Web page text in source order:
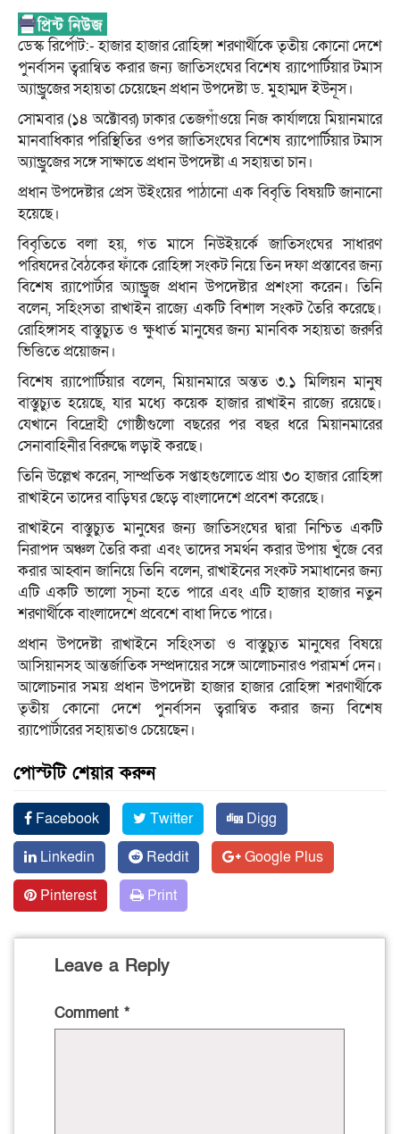
ডেস্ক রির্পোট:- হাজার হাজার রোহিঙ্গা শরণার্থীকে তৃতীয় কোনো দেশে
পুনর্বাসন ত্বরান্বিত করার জন্য জাতিসংঘের বিশেষ র‌্যাপোর্টিয়ার টমাস
অ্যান্ড্রুজের সহায়তা চেয়েছেন প্রধান উপদেষ্টা ড. মুহাম্মদ ইউনূস।
সোমবার (১৪ অক্টোবর) ঢাকার তেজগাঁওয়ে নিজ কার্যালয়ে মিয়ানমারে
মানবাধিকার পরিস্থিতির ওপর জাতিসংঘের বিশেষ র‌্যাপোর্টিয়ার টমাস
অ্যান্ড্রুজের সঙ্গে সাক্ষাতে প্রধান উপদেষ্টা এ সহায়তা চান।
প্রধান উপদেষ্টার প্রেস উইংয়ের পাঠানো এক বিবৃতি বিষয়টি জানানো
হয়েছে।
বিবৃতিতে বলা হয়, গত মাসে নিউইয়র্কে জাতিসংঘের সাধারণ
পরিষদের বৈঠকের ফাঁকে রোহিঙ্গা সংকট নিয়ে তিন দফা প্রস্তাবের জন্য
বিশেষ র‌্যাপোর্টার অ্যান্ড্রুজ প্রধান উপদেষ্টার প্রশংসা করেন। তিনি
বলেন, সহিংসতা রাখাইন রাজ্যে একটি বিশাল সংকট তৈরি করেছে।
রোহিঙ্গাসহ বাস্তুচ্যুত ও ক্ষুধার্ত মানুষের জন্য মানবিক সহায়তা জরুরি
ভিত্তিতে প্রয়োজন।
বিশেষ র‌্যাপোর্টিয়ার বলেন, মিয়ানমারে অন্তত ৩.১ মিলিয়ন মানুষ
বাস্তুচ্যুত হয়েছে, যার মধ্যে কয়েক হাজার রাখাইন রাজ্যে রয়েছে।
যেখানে বিদ্রোহী গোষ্ঠীগুলো বছরের পর বছর ধরে মিয়ানমারের
সেনাবাহিনীর বিরুদ্ধে লড়াই করছে।
তিনি উল্লেখ করেন, সাম্প্রতিক সপ্তাহগুলোতে প্রায় ৩০ হাজার রোহিঙ্গা
রাখাইনে তাদের বাড়িঘর ছেড়ে বাংলাদেশে প্রবেশ করেছে।
রাখাইনে বাস্তুচ্যুত মানুষের জন্য জাতিসংঘের দ্বারা নিশ্চিত একটি
নিরাপদ অঞ্চল তৈরি করা এবং তাদের সমর্থন করার উপায় খুঁজে বের
করার আহ্বান জানিয়ে তিনি বলেন, রাখাইনের সংকট সমাধানের জন্য
এটি একটি ভালো সূচনা হতে পারে এবং এটি হাজার হাজার নতুন
শরণার্থীকে বাংলাদেশে প্রবেশে বাধা দিতে পারে।
প্রধান উপদেষ্টা রাখাইনে সহিংসতা ও বাস্তুচ্যুত মানুষের বিষয়ে
আসিয়ানসহ আন্তর্জাতিক সম্প্রদায়ের সঙ্গে আলোচনারও পরামর্শ দেন।
আলোচনার সময় প্রধান উপদেষ্টা হাজার হাজার রোহিঙ্গা শরণার্থীকে
তৃতীয় কোনো দেশে পুনর্বাসন ত্বরান্বিত করার জন্য বিশেষ
র‌্যাপোর্টারের সহায়তাও চেয়েছেন।
পোস্টটি শেয়ার করুন
Facebook Twitter
Digg
Linkedin
Reddit
Google Plus
Pinterest
Print
Leave a Reply
Comment *